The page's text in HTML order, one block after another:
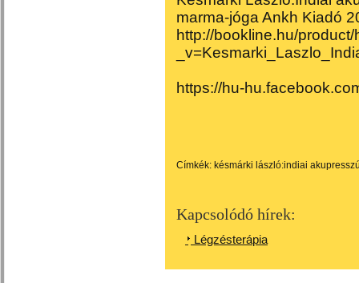
marma-jóga Ankh Kiadó
http://bookline.hu/
https://hu-
Címkék: késmárki lászló:indiai
Kapcsolódó hírek:
Légzésterápia